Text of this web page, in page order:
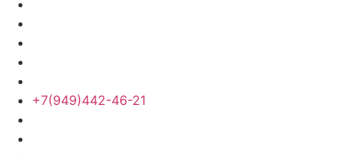
+7(949)442-46-21